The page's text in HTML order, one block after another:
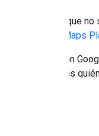
técnica que
de Google Maps
negociado con
Si no sabes